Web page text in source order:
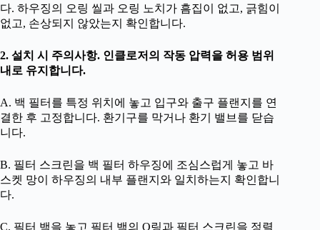
다. 하우징의 오링 씰과 오링 노치가 흠집이 없고, 긁힘이
없고, 손상되지 않았는지 확인합니다.
2. 설치 시 주의사항. 인클로저의 작동 압력을 허용 범위
내로 유지합니다.
A. 백 필터를 특정 위치에 놓고 입구와 출구 플랜지를 연
결한 후 고정합니다. 환기구를 막거나 환기 밸브를 닫습
니다.
B. 필터 스크린을 백 필터 하우징에 조심스럽게 놓고 바
스켓 망이 하우징의 내부 플랜지와 일치하는지 확인합니
다.
C. 필터 백을 놓고 필터 백의 O링과 필터 스크린을 정렬